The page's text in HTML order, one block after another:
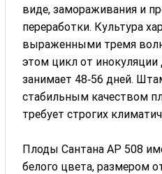
виде, замораживания и
переработки. Культура
выраженными тремя
этом цикл от
занимает 48‑56 дней.
стабильным качеством
требует строгих
Плоды Сантана АР 508
белого цвета, размером